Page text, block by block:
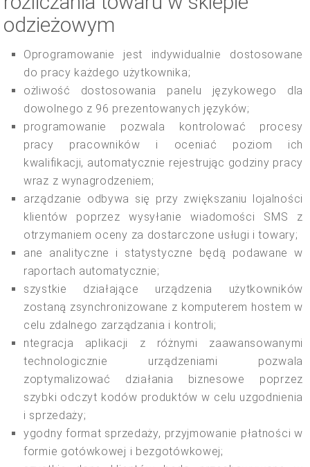
odzieżowym
Oprogramowanie jest indywidualnie dostosowane
do pracy każdego użytkownika;
ożliwość dostosowania panelu językowego dla
dowolnego z 96 prezentowanych języków;
programowanie pozwala kontrolować procesy
pracy pracowników i oceniać poziom ich
kwalifikacji, automatycznie rejestrując godziny pracy
wraz z wynagrodzeniem;
arządzanie odbywa się przy zwiększaniu lojalności
klientów poprzez wysyłanie wiadomości SMS z
otrzymaniem oceny za dostarczone usługi i towary;
ane analityczne i statystyczne będą podawane w
raportach automatycznie;
szystkie działające urządzenia użytkowników
zostaną zsynchronizowane z komputerem hostem w
celu zdalnego zarządzania i kontroli;
ntegracja aplikacji z różnymi zaawansowanymi
technologicznie urządzeniami pozwala
zoptymalizować działania biznesowe poprzez
szybki odczyt kodów produktów w celu uzgodnienia
i sprzedaży;
ygodny format sprzedaży, przyjmowanie płatności w
formie gotówkowej i bezgotówkowej;